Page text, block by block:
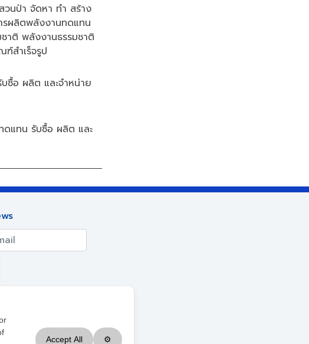
วนป่า จัดหา ทำ สร้าง
รผลิตพลังงานทดแทน
าติ พลังงานธรรมชาติ
สำเร็จรูป
ซื้อ ผลิต และจำหน่าย
ดแทน รับซื้อ ผลิต และ
Accept All ⚙